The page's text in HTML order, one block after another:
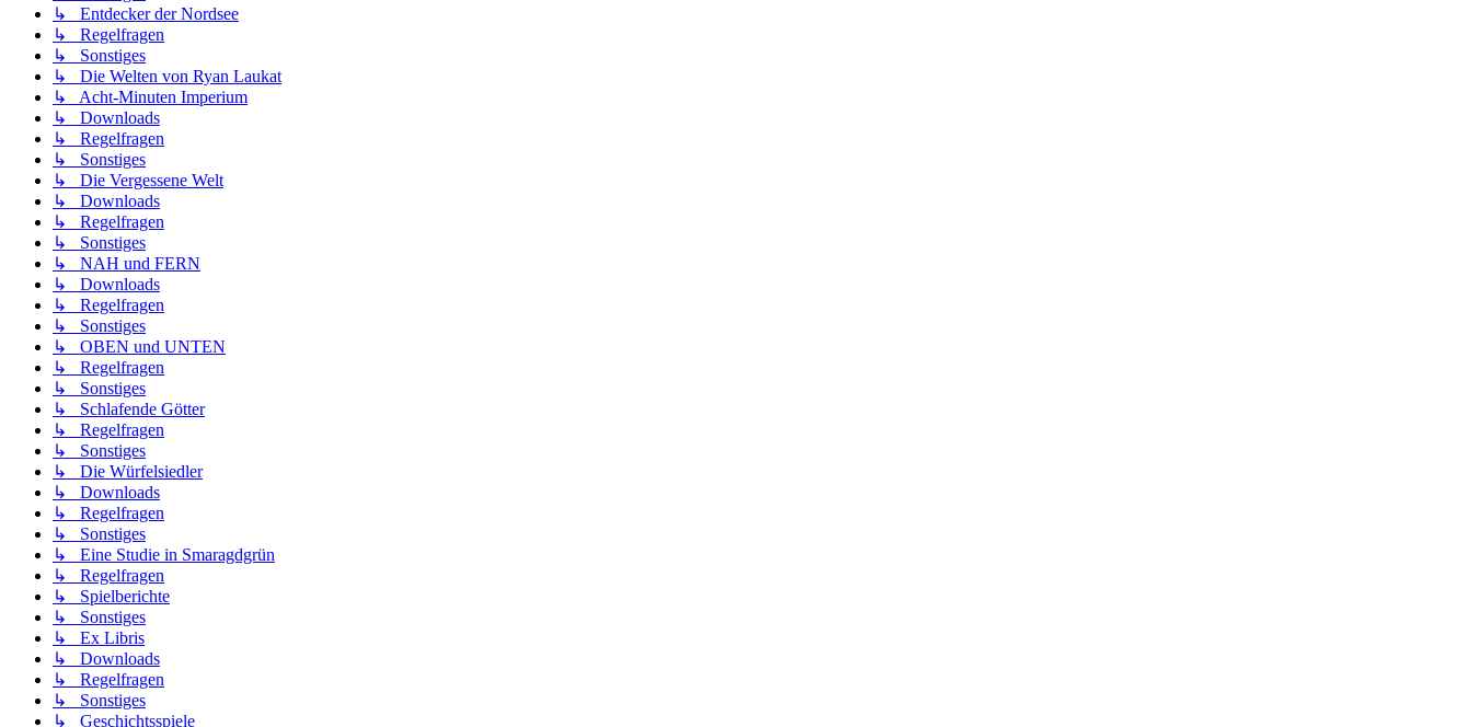
↳ Entdecker der Nordsee
↳ Regelfragen
↳ Sonstiges
↳ Die Welten von Ryan Laukat
↳ Acht-Minuten Imperium
↳ Downloads
↳ Regelfragen
↳ Sonstiges
↳ Die Vergessene Welt
↳ Downloads
↳ Regelfragen
↳ Sonstiges
↳ NAH und FERN
↳ Downloads
↳ Regelfragen
↳ Sonstiges
↳ OBEN und UNTEN
↳ Regelfragen
↳ Sonstiges
↳ Schlafende Götter
↳ Regelfragen
↳ Sonstiges
↳ Die Würfelsiedler
↳ Downloads
↳ Regelfragen
↳ Sonstiges
↳ Eine Studie in Smaragdgrün
↳ Regelfragen
↳ Spielberichte
↳ Sonstiges
↳ Ex Libris
↳ Downloads
↳ Regelfragen
↳ Sonstiges
↳ Geschichtsspiele